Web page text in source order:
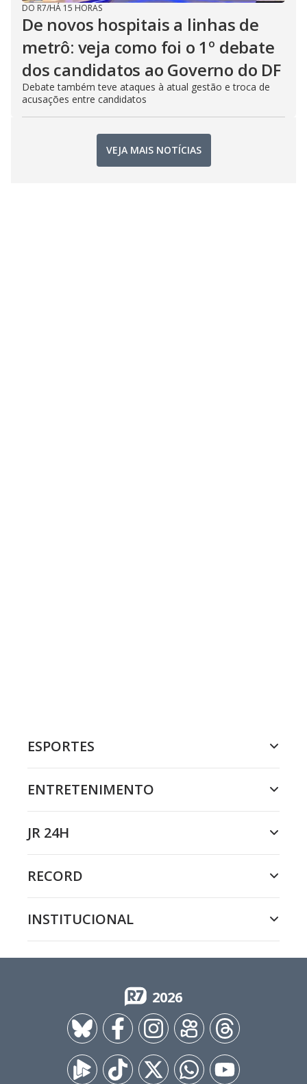
DO R7/HÁ 15 HORAS
De novos hospitais a linhas de
metrô: veja como foi o 1º debate
dos candidatos ao Governo do DF
Debate também teve ataques à atual gestão e troca de
acusações entre candidatos
VEJA MAIS NOTÍCIAS
ESPORTES
ENTRETENIMENTO
JR 24H
RECORD
INSTITUCIONAL
2026